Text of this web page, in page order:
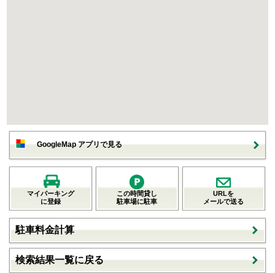
GoogleMap アプリで見る
マイパーキング
に登録
この時間貸し
駐車場に駐車
URLを
メールで送る
駐車料金計算
検索結果一覧に戻る